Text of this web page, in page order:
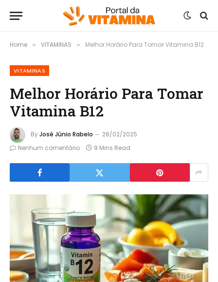
Home » VITAMINAS » Melhor Horário Para Tomar Vitamina B12
VITAMINAS
Melhor Horário Para Tomar
Vitamina B12
ByJosé Júnio Rabelo
28/02/2025
Nenhum comentário
9 Mins Read